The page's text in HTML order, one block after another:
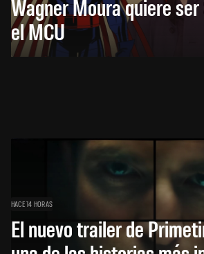
Wagner Moura quiere
el MCU
HACE 14 HORAS
El nuevo trailer de